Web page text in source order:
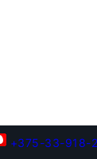
+375-33-918-